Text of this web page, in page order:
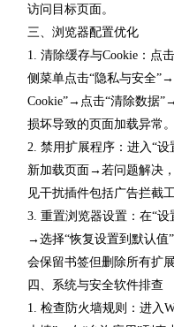
访问目标页面。
三、浏览器配置优化
1. 清除缓存与Cookie：点
侧菜单点击“隐私与安全
Cookie”→点击“清除数据
损坏导致的页面加载异常。
2. 禁用扩展程序：进入“
新加载页面→若问题解决
见干扰插件包括广告拦截
3. 重置浏览器设置：在“
→选择“恢复设置到默认
会保留书签但删除所有扩
四、系统与安全软件排查
1. 检查防火墙规则：进入